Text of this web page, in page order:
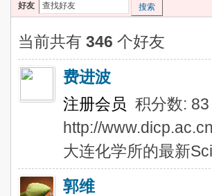
好友 搜索
当前共有 346 个好友
费进波
注册会员 积分数: 83
http://
大连化学所的最新
郭维